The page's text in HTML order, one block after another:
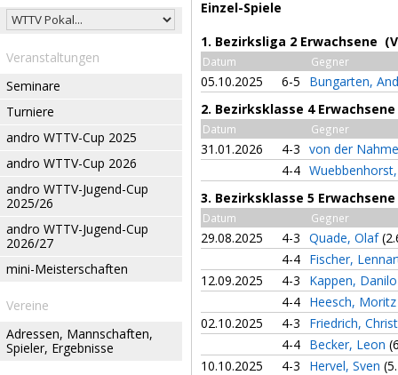
Veranstaltungen
Seminare
Turniere
andro WTTV-Cup 2025
andro WTTV-Cup 2026
andro WTTV-Jugend-Cup
2025/26
andro WTTV-Jugend-Cup
2026/27
mini-Meisterschaften
Vereine
Adressen, Mannschaften,
Spieler, Ergebnisse
Einzel-Spiele
1. Bezirksliga 2 Erwachsene
Datum Gegner
05.10.2025 6-5
Bungarten,
2. Bezirksklasse 4
Datum Gegner
31.01.2026 4-3 von der
4-4
3. Bezirksklasse 5
Datum Gegner
29.08.2025 4-3 Quade, Olaf
4-4 Fischer,
12.09.2025
4-3
Kappen,
4-4 Heesch,
02.10.2025
4-3
Friedrich,
4-4 Becker, Leon
10.10.2025
4-3 Hervel, Sven